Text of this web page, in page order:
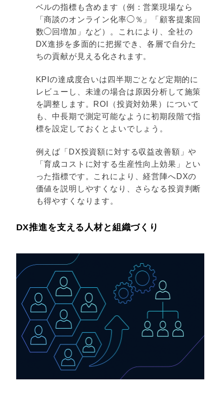
ベルの指標も含めます（例：営業現場なら
「商談のオンライン化率◯％」「顧客提案回
数◯回増加」など）。これにより、全社の
DX進捗を多面的に把握でき、各層で自分た
ちの貢献が見える化されます。
KPIの達成度合いは四半期ごとなど定期的に
レビューし、未達の場合は原因分析して施策
を調整します。ROI（投資対効果）について
も、中長期で測定可能なように初期段階で指
標を設定しておくとよいでしょう。
例えば「DX投資額に対する収益改善額」や
「育成コストに対する生産性向上効果」とい
った指標です。これにより、経営陣へDXの
価値を説明しやすくなり、さらなる投資判断
も得やすくなります。
DX推進を支える人材と組織づくり